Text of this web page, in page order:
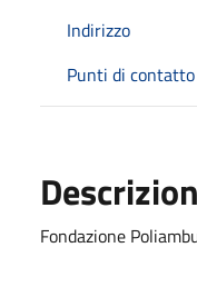
Indirizzo
Punti di contatto
Fondazione